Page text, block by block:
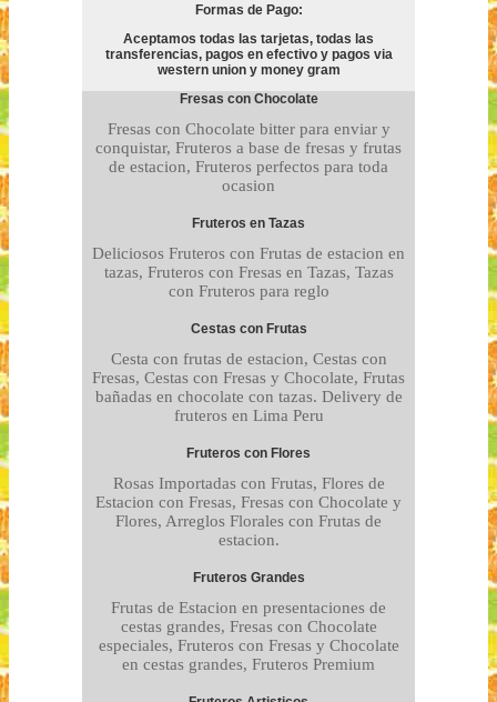
Formas de Pago:
Aceptamos todas las tarjetas, todas las
transferencias, pagos en efectivo y pagos via
western union y money gram
Fresas con Chocolate
Fresas con Chocolate bitter para enviar y
conquistar, Fruteros a base de fresas y frutas
de estacion, Fruteros perfectos para toda
ocasion
Fruteros en Tazas
Deliciosos Fruteros con Frutas de estacion en
tazas, Fruteros con Fresas en Tazas, Tazas
con Fruteros para reglo
Cestas con Frutas
Cesta con frutas de estacion, Cestas con
Fresas, Cestas con Fresas y Chocolate, Frutas
bañadas en chocolate con tazas. Delivery de
fruteros en Lima Peru
Fruteros con Flores
Rosas Importadas con Frutas, Flores de
Estacion con Fresas, Fresas con Chocolate y
Flores, Arreglos Florales con Frutas de
estacion.
Fruteros Grandes
Frutas de Estacion en presentaciones de
cestas grandes, Fresas con Chocolate
especiales, Fruteros con Fresas y Chocolate
en cestas grandes, Fruteros Premium